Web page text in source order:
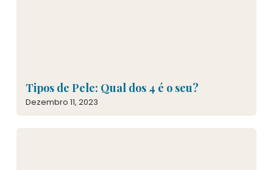
Tipos de Pele: Qual dos 4 é o seu?
Dezembro 11, 2023